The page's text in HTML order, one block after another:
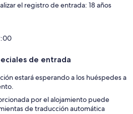
el registro de entrada: 18 años
de entrada
estará esperando a los huéspedes a
por el alojamiento puede
de traducción automática